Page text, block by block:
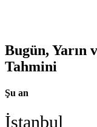
Bugün, Yarın
Tahmini
Şu an
İstanbul